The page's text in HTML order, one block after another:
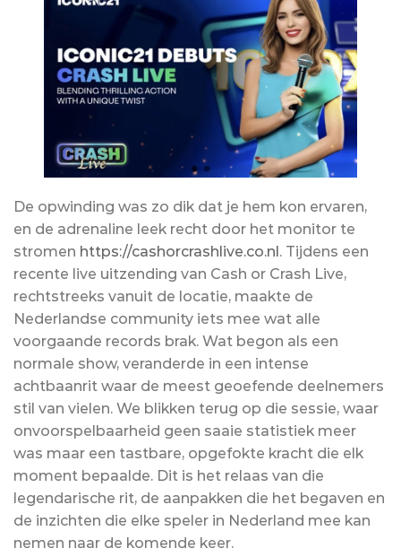
De opwinding was zo dik dat je hem kon ervaren,
en de adrenaline leek recht door het monitor te
stromen https://cashorcrashlive.co.nl . Tijdens een
recente live uitzending van Cash or Crash Live,
rechtstreeks vanuit de locatie, maakte de
Nederlandse community iets mee wat alle
voorgaande records brak. Wat begon als een
normale show, veranderde in een intense
achtbaanrit waar de meest geoefende deelnemers
stil van vielen. We blikken terug op die sessie, waar
onvoorspelbaarheid geen saaie statistiek meer
was maar een tastbare, opgefokte kracht die elk
moment bepaalde. Dit is het relaas van die
legendarische rit, de aanpakken die het begaven en
de inzichten die elke speler in Nederland mee kan
nemen naar de komende keer.